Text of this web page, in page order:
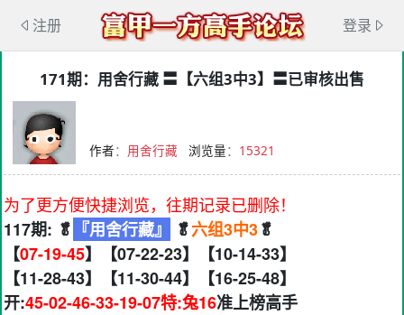
注册 登录
171期：用舍行藏 〓【六组3中3】〓已审核出售
作者： 用舍行藏 浏览量： 15321
为了更方便快捷浏览，往期记录已删除！
117期: 🥬 『用舍行藏』 🥬六组3中3🥬
【07-19-45】【07-22-23】【10-14-33】
【11-28-43】【11-30-44】【16-25-48】
开:45-02-46-33-19-07特:兔16准上榜高手